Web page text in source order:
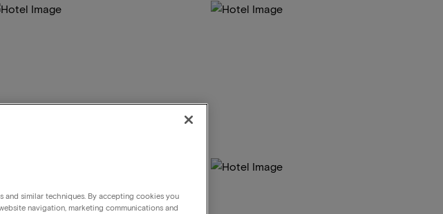
and similar techniques. By accepting cookies you
navigation, marketing communications and